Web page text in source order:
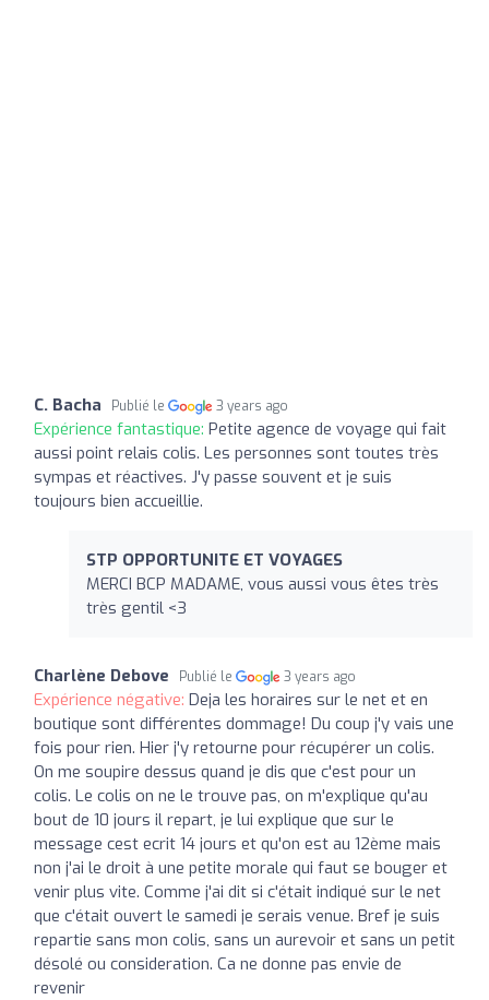
C. Bacha Publié le 3 years ago
Expérience fantastique: Petite agence de voyage qui fait
aussi point relais colis. Les personnes sont toutes très
sympas et réactives. J'y passe souvent et je suis
toujours bien accueillie.
STP OPPORTUNITE ET VOYAGES
MERCI BCP MADAME, vous aussi vous êtes très
très gentil <3
Charlène Debove Publié le 3 years ago
Expérience négative: Deja les horaires sur le net et en
boutique sont différentes dommage! Du coup j'y vais une
fois pour rien. Hier j'y retourne pour récupérer un colis.
On me soupire dessus quand je dis que c'est pour un
colis. Le colis on ne le trouve pas, on m'explique qu'au
bout de 10 jours il repart, je lui explique que sur le
message cest ecrit 14 jours et qu'on est au 12ème mais
non j'ai le droit à une petite morale qui faut se bouger et
venir plus vite. Comme j'ai dit si c'était indiqué sur le net
que c'était ouvert le samedi je serais venue. Bref je suis
repartie sans mon colis, sans un aurevoir et sans un petit
désolé ou consideration. Ca ne donne pas envie de
revenir